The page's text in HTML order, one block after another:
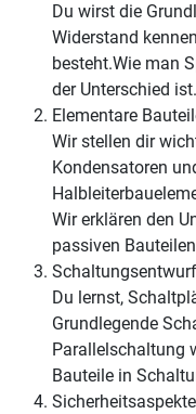
Du wirst die
Widerstand
besteht.Wie man
der Unterschied ist.
Elementare
Wir stellen dir
Kondensatoren
Wir erklären den
passiven
Du lernst,
Grundlegende
Parallelschaltung
Bauteile in